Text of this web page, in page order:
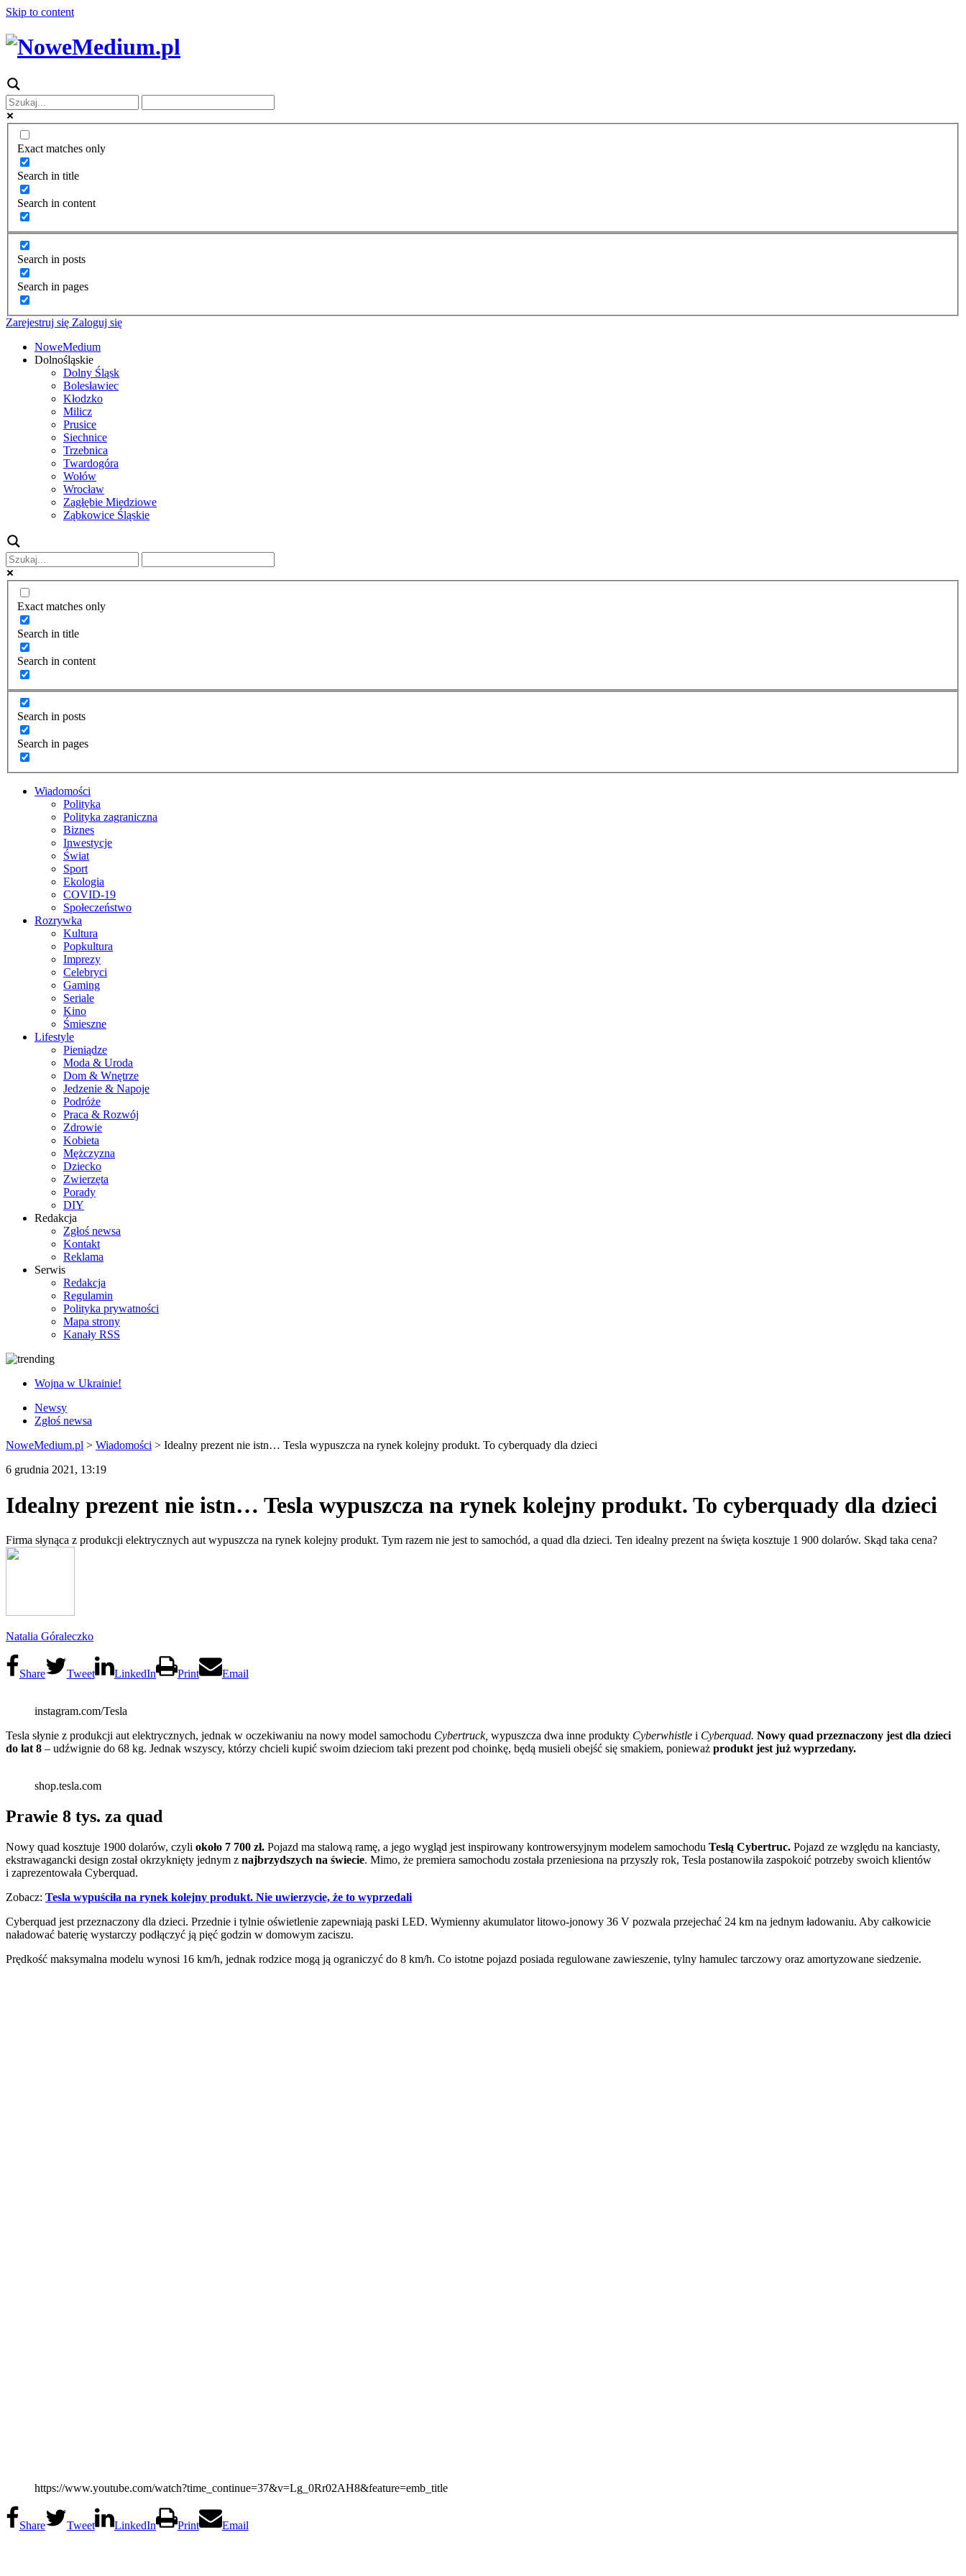
Skip to content
Exact matches only
Search in title
Search in content
Search in posts
Search in pages
Zarejestruj się Zaloguj się
NoweMedium
Dolnośląskie
Dolny Śląsk
Bolesławiec
Kłodzko
Milicz
Prusice
Siechnice
Trzebnica
Twardogóra
Wołów
Wrocław
Zagłębie Miedziowe
Ząbkowice Śląskie
Exact matches only
Search in title
Search in content
Search in posts
Search in pages
Wiadomości
Polityka
Polityka zagraniczna
Biznes
Inwestycje
Świat
Sport
Ekologia
COVID-19
Społeczeństwo
Rozrywka
Kultura
Popkultura
Imprezy
Celebryci
Gaming
Seriale
Kino
Śmieszne
Lifestyle
Pieniądze
Moda & Uroda
Dom & Wnętrze
Jedzenie & Napoje
Podróże
Praca & Rozwój
Zdrowie
Kobieta
Mężczyzna
Dziecko
Zwierzęta
Porady
DIY
Redakcja
Zgłoś newsa
Kontakt
Reklama
Serwis
Redakcja
Regulamin
Polityka prywatności
Mapa strony
Kanały RSS
Wojna w Ukrainie!
Newsy
Zgłoś newsa
NoweMedium.pl > Wiadomości > Idealny prezent nie istn… Tesla wypuszcza na rynek kolejny produkt. To cyberquady dla dzieci
6 grudnia 2021, 13:19
Idealny prezent nie istn… Tesla wypuszcza na rynek kolejny produkt. To cyberquady dla dzieci
Firma słynąca z produkcji elektrycznych aut wypuszcza na rynek kolejny produkt. Tym razem nie jest to samochód, a quad dla dzieci. Ten idealny prezent na święta kosztuje 1 900 dolarów. Skąd taka cena?
Natalia Góraleczko
Share Tweet LinkedIn Print Email
instagram.com/Tesla
Tesla słynie z produkcji aut elektrycznych, jednak w oczekiwaniu na nowy model samochodu Cybertruck, wypuszcza dwa inne produkty Cyberwhistle i Cyberquad. Nowy quad przeznaczony jest dla dzieci
do lat 8 – udźwignie do 68 kg. Jednak wszyscy, którzy chcieli kupić swoim dzieciom taki prezent pod choinkę, będą musieli obejść się smakiem, ponieważ produkt jest już wyprzedany.
shop.tesla.com
Prawie 8 tys. za quad
Nowy quad kosztuje 1900 dolarów, czyli około 7 700 zł. Pojazd ma stalową ramę, a jego wygląd jest inspirowany kontrowersyjnym modelem samochodu Teslą Cybertruc. Pojazd ze względu na kanciasty,
ekstrawagancki design został okrzyknięty jednym z najbrzydszych na świecie. Mimo, że premiera samochodu została przeniesiona na przyszły rok, Tesla postanowiła zaspokoić potrzeby swoich klientów
i zaprezentowała Cyberquad.
Zobacz: Tesla wypuściła na rynek kolejny produkt. Nie uwierzycie, że to wyprzedali
Cyberquad jest przeznaczony dla dzieci. Przednie i tylnie oświetlenie zapewniają paski LED. Wymienny akumulator litowo-jonowy 36 V pozwala przejechać 24 km na jednym ładowaniu. Aby całkowicie
naładować baterię wystarczy podłączyć ją pięć godzin w domowym zaciszu.
Prędkość maksymalna modelu wynosi 16 km/h, jednak rodzice mogą ją ograniczyć do 8 km/h. Co istotne pojazd posiada regulowane zawieszenie, tylny hamulec tarczowy oraz amortyzowane siedzenie.
https://www.youtube.com/watch?time_continue=37&v=Lg_0Rr02AH8&feature=emb_title
Share Tweet LinkedIn Print Email